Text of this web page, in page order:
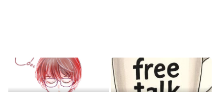
Powered by livedoor 相互RSS